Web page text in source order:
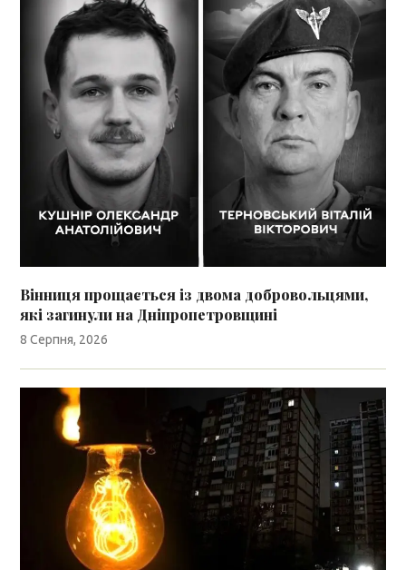
Вінниця прощається із двома добровольцями,
які загинули на Дніпропетровщині
8 Серпня, 2026